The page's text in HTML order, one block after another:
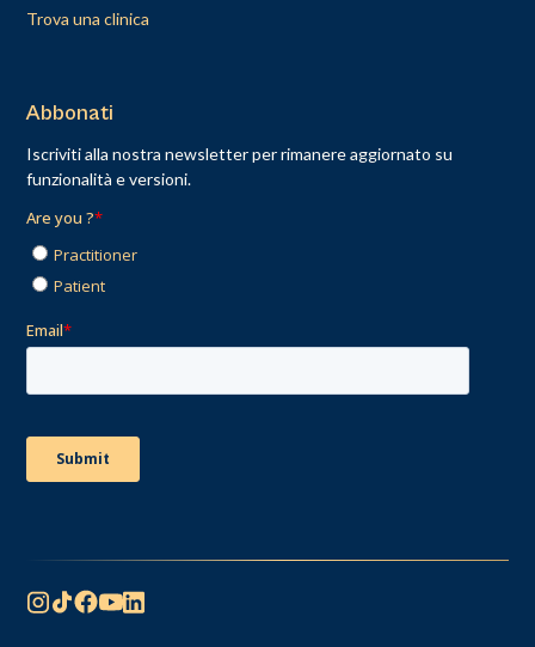
Trova una clinica
Abbonati
Iscriviti alla nostra newsletter per rimanere aggiornato su
funzionalità e versioni.